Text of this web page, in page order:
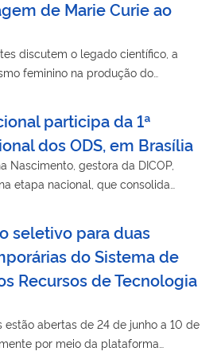
de Marie Curie ao
discutem o legado científico, a
feminino na produção do
participa da 1ª
dos ODS, em Brasília
Nascimento, gestora da DICOP,
etapa nacional, que consolida
seletivo para duas
do Sistema de
Recursos de Tecnologia
estão abertas de 24 de junho a 10 de
por meio da plataforma